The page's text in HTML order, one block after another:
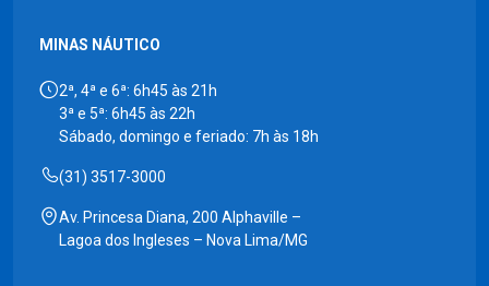
MINAS NÁUTICO
2ª, 4ª e 6ª: 6h45 às 21h
3ª e 5ª: 6h45 às 22h
Sábado, domingo e feriado: 7h às 18h
(31) 3517-3000
Av. Princesa Diana, 200 Alphaville –
Lagoa dos Ingleses – Nova Lima/MG